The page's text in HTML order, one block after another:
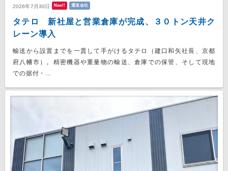
2026年7月30日 New!! 運送会社
タテロ 新社屋と営業倉庫が完成、３０トン天井ク
レーン導入
輸送から設置までを一貫して手がけるタテロ（建口和矢社長、京都
府八幡市）。精密機器や重量物の輸送、倉庫での保管、そして現地
での据付・...